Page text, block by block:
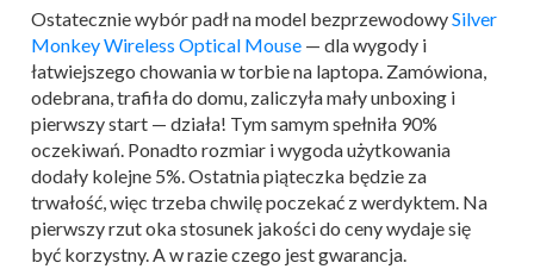
Ostatecznie wybór padł na model bezprzewodowySilver
Monkey Wireless Optical Mouse — dla wygody i
łatwiejszego chowania w torbie na laptopa. Zamówiona,
odebrana, trafiła do domu, zaliczyła mały unboxing i
pierwszy start — działa! Tym samym spełniła 90%
oczekiwań. Ponadto rozmiar i wygoda użytkowania
dodały kolejne 5%. Ostatnia piąteczka będzie za
trwałość, więc trzeba chwilę poczekać z werdyktem. Na
pierwszy rzut oka stosunek jakości do ceny wydaje się
być korzystny. A w razie czego jest gwarancja.